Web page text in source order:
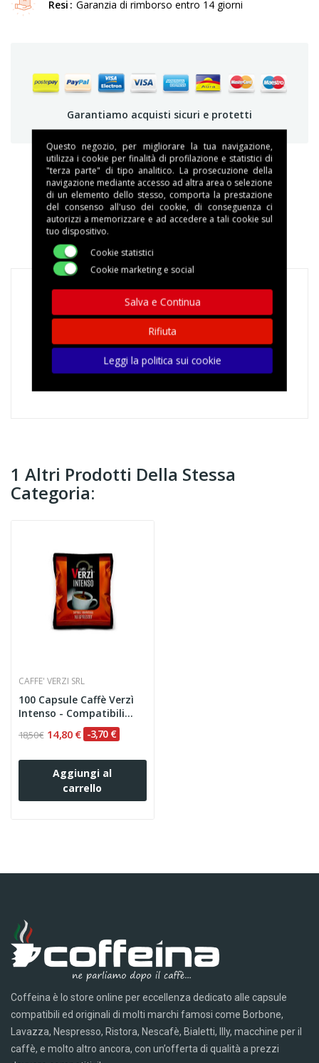
Resi Garanzia di rimborso entro 14 giorni
Garantiamo acquisti sicuri e protetti
DESCRIZIONE
DETTAGLI DEL PRODOTTO
100 CAPSULE VERZI' AROMA INTENSO Compatibili A
Modo Mio
Un mix di caffè pregiati dal gusto morbido, aroma
profumato, raffinato, sapore dolce e di ottima
1 Altri Prodotti Della Stessa
Categoria:
CAFFE' VERZI SRL
100 Capsule Caffè Verzì
Intenso - Compatibili...
18,50 € 14,80 € -3,70 €
Aggiungi al
carrello
Coffeina è lo store online per eccellenza dedicato alle capsule
compatibili ed originali di molti marchi famosi come Borbone,
Lavazza, Nespresso, Ristora, Nescafè, Bialetti, Illy, macchine per il
caffè, e molto altro ancora, con un’offerta di qualità a prezzi
Questo negozio, per migliorare la tua navigazione,
utilizza i cookie per finalità di profilazione e statistici di
"terza parte" di tipo analitico. La prosecuzione della
navigazione mediante accesso ad altra area o selezione
di un elemento dello stesso, comporta la prestazione
del consenso all'uso dei cookie, di conseguenza ci
autorizzi a memorizzare e ad accedere a tali cookie sul
tuo dispositivo.
Cookie statistici
Cookie marketing e social
Salva e Continua
Rifiuta
Leggi la politica sui cookie